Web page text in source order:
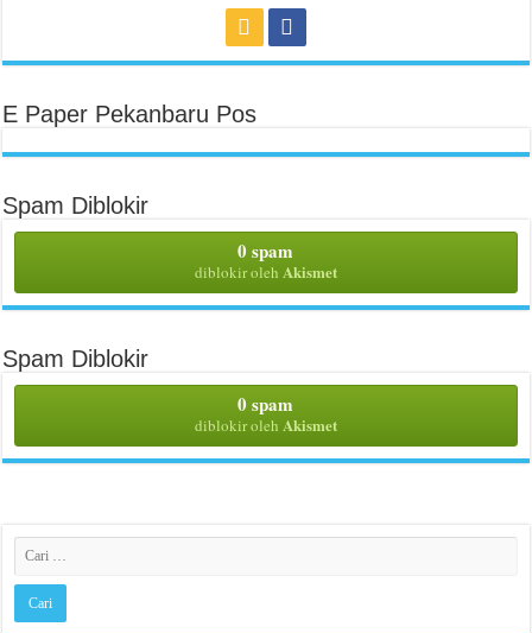
E Paper Pekanbaru Pos
Spam Diblokir
0 spam
diblokir oleh Akismet
Spam Diblokir
0 spam
diblokir oleh Akismet